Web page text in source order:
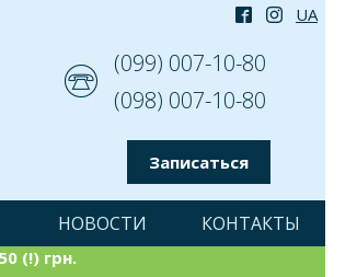
(099) 007-10-80
(098) 007-10-80
Записаться
НОВОСТИ КОНТАКТЫ
(!) грн.